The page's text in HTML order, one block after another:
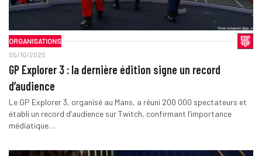
ORGANISATIONS
05/10/2025
GP Explorer 3 : la dernière édition signe un record
d’audience
Le GP Explorer 3, organisé au Mans, a réuni 200 000 spectateurs et
établi un record d’audience sur Twitch, confirmant l’importance
médiatique…